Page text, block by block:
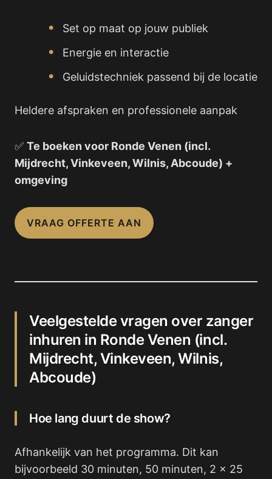
Set op maat op jouw publiek
Energie en interactie
Geluidstechniek passend bij de locatie
Heldere afspraken en professionele aanpak
✅ Te boeken voor Ronde Venen (incl.
Mijdrecht, Vinkeveen, Wilnis, Abcoude) +
omgeving
VRAAG OFFERTE AAN
Veelgestelde vragen over zanger
inhuren in Ronde Venen (incl.
Mijdrecht, Vinkeveen, Wilnis,
Abcoude)
Hoe lang duurt de show?
Afhankelijk van het programma. Dit kan
bijvoorbeeld 30 minuten, 50 minuten, 2 x 25